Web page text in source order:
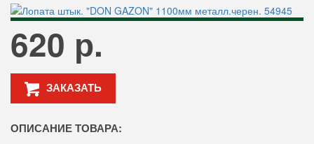
620 р.
ЗАКАЗАТЬ
ОПИСАНИЕ ТОВАРА: